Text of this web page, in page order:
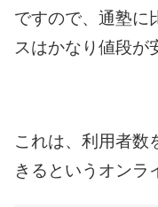
ですので、通塾に
スはかなり値段が
これは、利用者数
きるというオンラ